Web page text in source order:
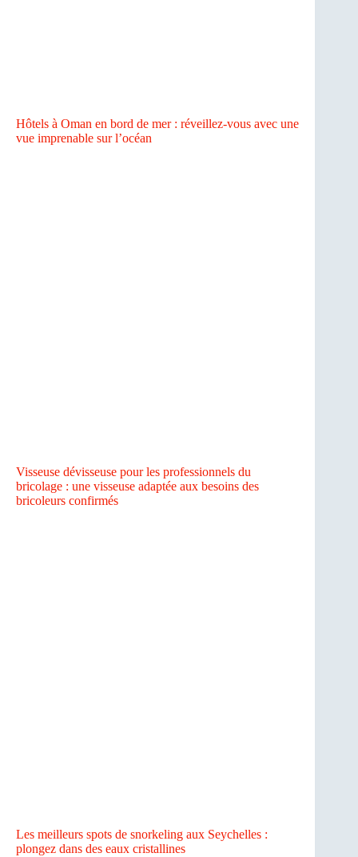
Hôtels à Oman en bord de mer : réveillez-vous avec une
vue imprenable sur l’océan
Visseuse dévisseuse pour les professionnels du
bricolage : une visseuse adaptée aux besoins des
bricoleurs confirmés
Les meilleurs spots de snorkeling aux Seychelles :
plongez dans des eaux cristallines